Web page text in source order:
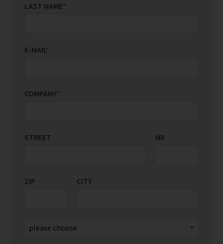
LAST NAME*
E-MAIL*
COMPANY*
STREET NR
ZIP CITY
COUNTRY/REGION